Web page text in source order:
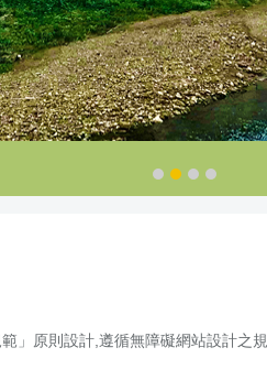
」原則設計,遵循無障礙網站設計